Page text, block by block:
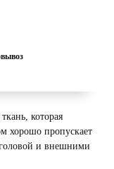
которая
хорошо пропускает
и внешними